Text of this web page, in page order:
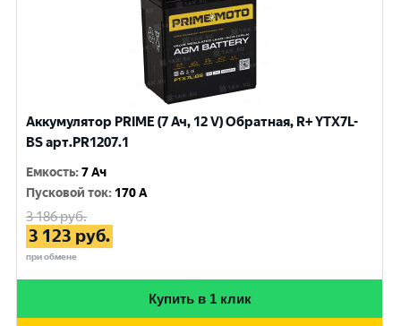
Аккумулятор PRIME (7 Ач, 12 V) Обратная, R+ YTX7L-
BS арт.PR1207.1
Емкость:7 Ач
Пусковой ток: 170 A
3 186руб.
3 123 руб.
при обмене
Купить в 1 клик